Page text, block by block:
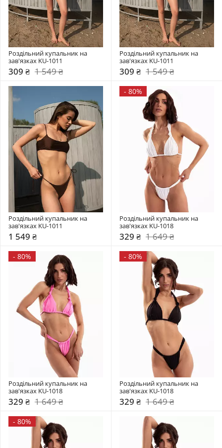
Роздільний купальник на
зав'язках KU-1011
309 ₴ 1 549 ₴
Роздільний купальник на
зав'язках KU-1011
309 ₴ 1 549 ₴
Роздільний купальник на
зав'язках KU-1011
1 549 ₴
- 80%
Роздільний купальник на
зав'язках KU-1018
329 ₴ 1 649 ₴
- 80%
Роздільний купальник на
зав'язках KU-1018
329 ₴ 1 649 ₴
- 80%
Роздільний купальник на
зав'язках KU-1018
329 ₴ 1 649 ₴
- 80%